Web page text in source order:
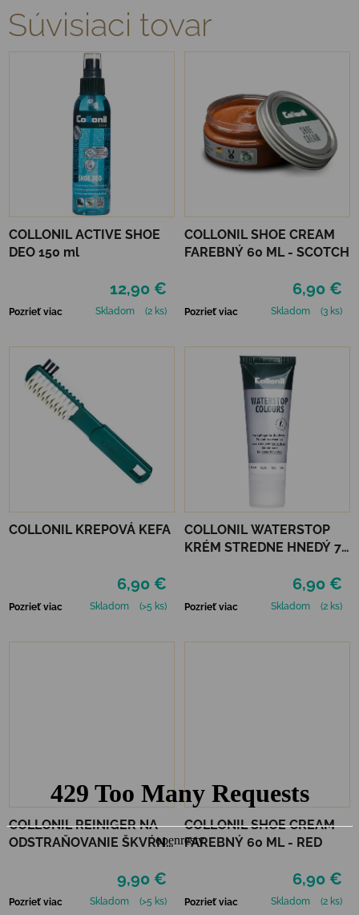
Súvisiaci tovar
COLLONIL ACTIVE SHOE
DEO 150 ml
12,90 €
Pozrieť viac Skladom (2 ks)
COLLONIL SHOE CREAM
FAREBNÝ 60 ML - SCOTCH
6,90 €
Pozrieť viac Skladom (3 ks)
COLLONIL KREPOVÁ KEFA
6,90 €
Pozrieť viac Skladom (>5 ks)
COLLONIL WATERSTOP
KRÉM STREDNE HNEDÝ 75
6,90 €
Pozrieť viac Skladom (2 ks)
COLLONIL REINIGER NA
ODSTRAŇOVANIE ŠKVŔN
9,90 €
Pozrieť viac Skladom (>5 ks)
COLLONIL SHOE CREAM
FAREBNÝ 60 ML - RED
6,90 €
Pozrieť viac Skladom (2 ks)